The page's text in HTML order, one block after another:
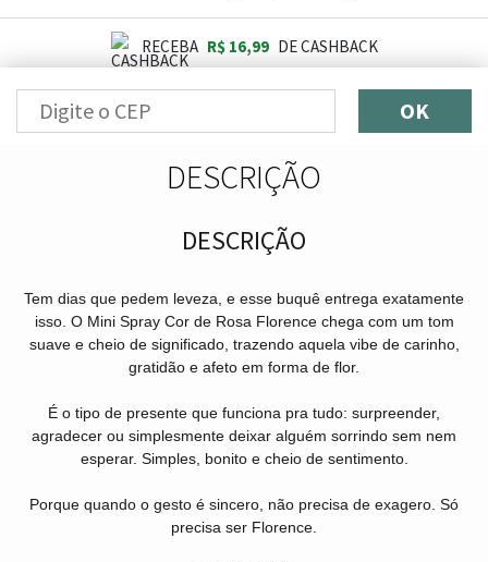
RECEBA R$ 16,99 DE CASHBACK
OK
DESCRIÇÃO
DESCRIÇÃO
Tem dias que pedem leveza, e esse buquê entrega exatamente
isso. O Mini Spray Cor de Rosa Florence chega com um tom
suave e cheio de significado, trazendo aquela vibe de carinho,
gratidão e afeto em forma de flor.
É o tipo de presente que funciona pra tudo: surpreender,
agradecer ou simplesmente deixar alguém sorrindo sem nem
esperar. Simples, bonito e cheio de sentimento.
Porque quando o gesto é sincero, não precisa de exagero. Só
precisa ser Florence.